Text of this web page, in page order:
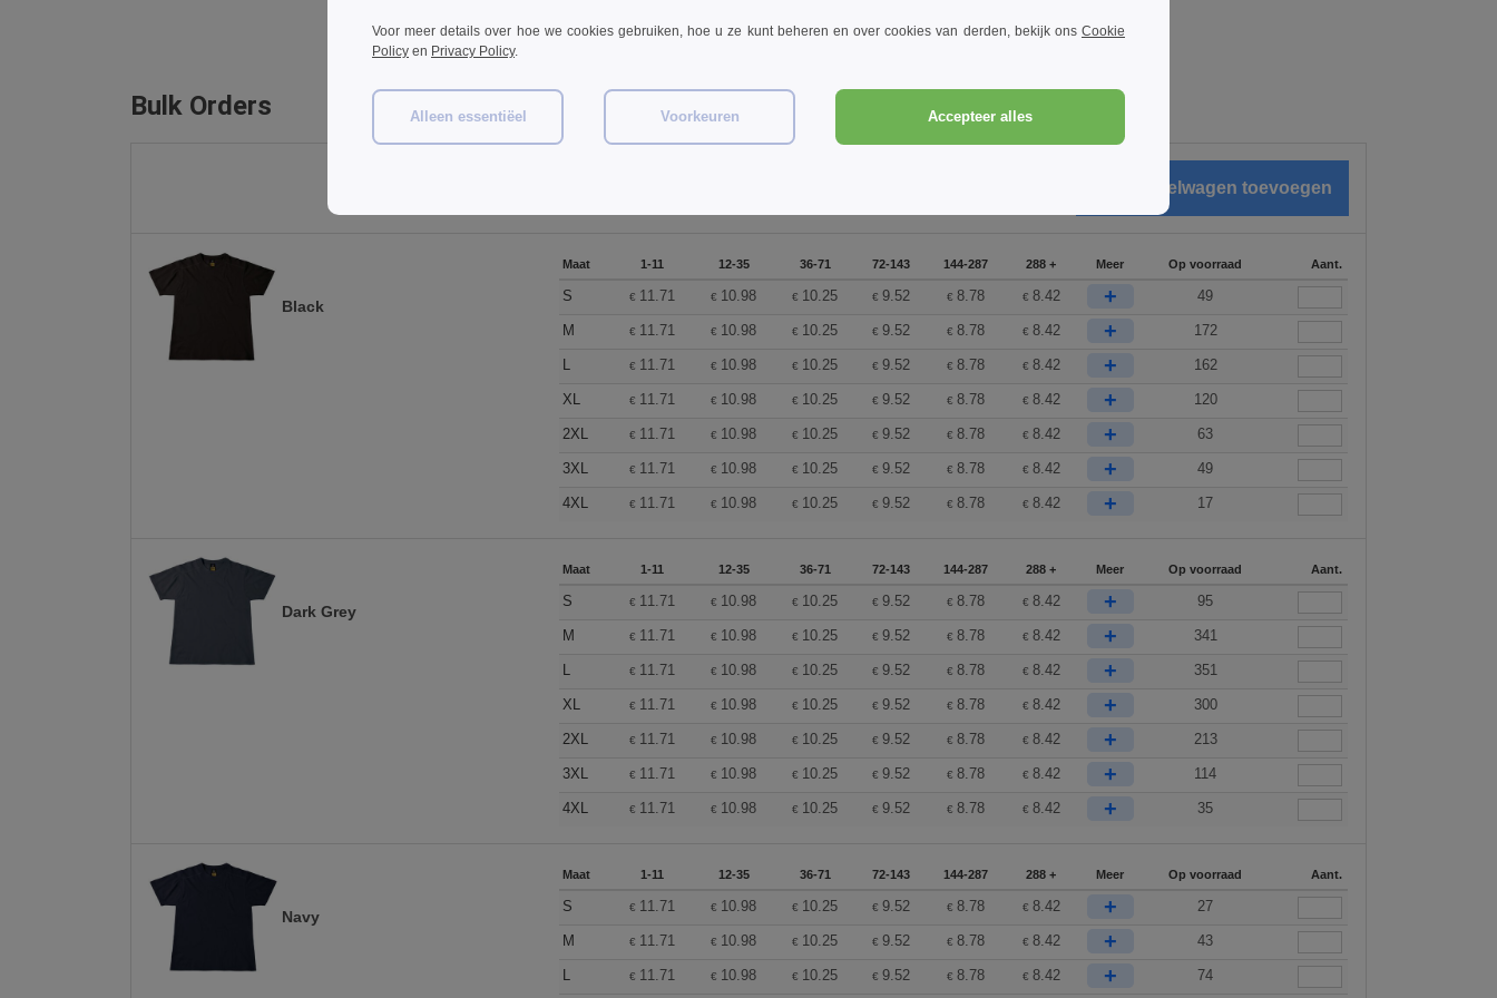
Bulk Orders
Black
Maat 1-11 12-35 36-71 72-143 144-287 288 + Meer Op voorraad Aant.
S € 11.71 € 10.98 € 10.25 € 9.52 €8.78 € 8.42 + 49
M € 11.71 € 10.98 € 10.25 € 9.52 €8.78 € 8.42 + 172
L € 11.71 € 10.98 € 10.25 € 9.52 €8.78 € 8.42 + 162
XL € 11.71 € 10.98 € 10.25 € 9.52 €8.78 € 8.42 + 120
2XL € 11.71 € 10.98 € 10.25 € 9.52 €8.78 € 8.42 + 63
3XL € 11.71 € 10.98 € 10.25 € 9.52 €8.78 € 8.42 + 49
4XL € 11.71 € 10.98 € 10.25 € 9.52 €8.78 € 8.42 + 17
Dark Grey
Maat 1-11 12-35 36-71 72-143 144-287 288 + Meer Op voorraad Aant.
S € 11.71 € 10.98 € 10.25 € 9.52 €8.78 € 8.42 + 95
M € 11.71 € 10.98 € 10.25 € 9.52 €8.78 € 8.42 + 341
L € 11.71 € 10.98 € 10.25 € 9.52 €8.78 € 8.42 + 351
XL € 11.71 € 10.98 € 10.25 € 9.52 €8.78 € 8.42 + 300
2XL € 11.71 € 10.98 € 10.25 € 9.52 €8.78 € 8.42 + 213
3XL € 11.71 € 10.98 € 10.25 € 9.52 €8.78 € 8.42 + 114
4XL € 11.71 € 10.98 € 10.25 € 9.52 €8.78 € 8.42 + 35
Navy
Maat 1-11 12-35 36-71 72-143 144-287 288 + Meer Op voorraad Aant.
S € 11.71 € 10.98 € 10.25 € 9.52 €8.78 € 8.42 + 27
M € 11.71 € 10.98 € 10.25 € 9.52 €8.78 € 8.42 + 43
L € 11.71 € 10.98 € 10.25 € 9.52 €8.78 € 8.42 + 74
Voor meer details over hoe we cookies gebruiken, hoe u ze kunt beheren en over cookies van derden, bekijk ons Cookie
Policy en Privacy Policy.
Alleen essentiëel Voorkeuren Accepteer alles